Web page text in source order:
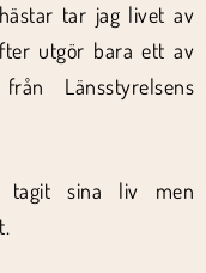
tar jag livet av
utgör bara ett av
Länsstyrelsens
tagit sina liv men